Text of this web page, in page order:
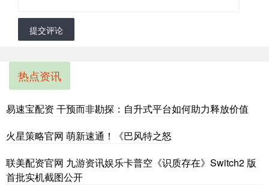
提交评论
热点资讯
易速宝配资 干预而非勘探：自升式平台如何助力释放价值
火星策略官网 萌新速通！《巴风特之怒
联美配资官网 九游资讯娱乐卡普空《识质存在》Switch2 版
首批实机截图公开